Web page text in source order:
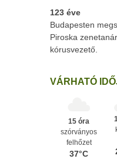
123 éve
Budapesten
Piroska
kórusvezető.
VÁRHATÓ
15 óra
szórványos
felhőzet
37°C